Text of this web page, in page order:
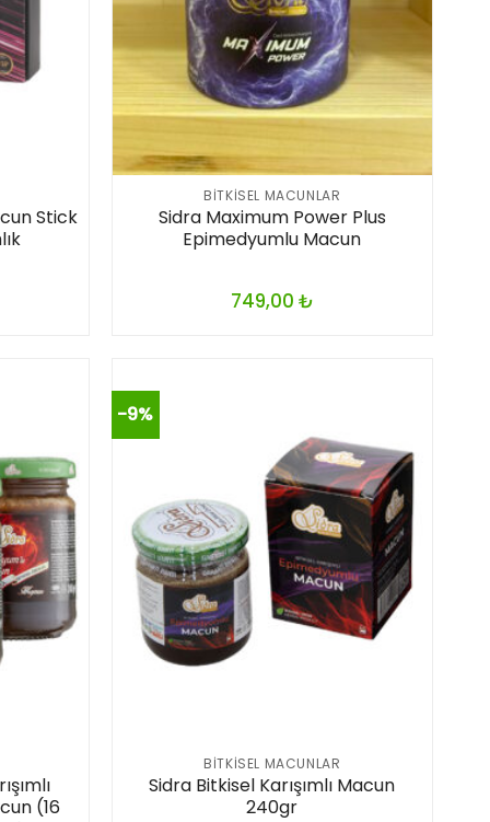
Stick
BITKISEL MACUNLAR
Sidra Maximum Power Plus
Epimedyumlu Macun
749,00 ₺
(16
-9%
BITKISEL MACUNLAR
Sidra Bitkisel Karışımlı Macun
240gr